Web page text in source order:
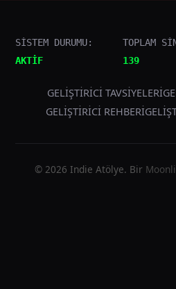
SİSTEM DURUMU:
AKTİF
TOPLAM
139
GELIŞTIRICI TAVSIYELERI
GELIŞTIRICI REHBERI
© 2026 Indie Atölye. Bir